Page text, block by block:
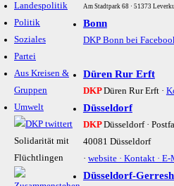
Landespolitik
Politik
Soziales
Partei
Aus Kreisen &
Gruppen
Umwelt
Solidarität mit
Flüchtlingen
Am Stadtpark 68 · 51373
Bonn
DKP Bonn bei
Düren Rur Erft
DKPDüren Rur Erft ·
Düsseldorf
DKPDüsseldorf ·
40081 Düsseldorf
· website · Kontakt · E-
Düsseldorf-